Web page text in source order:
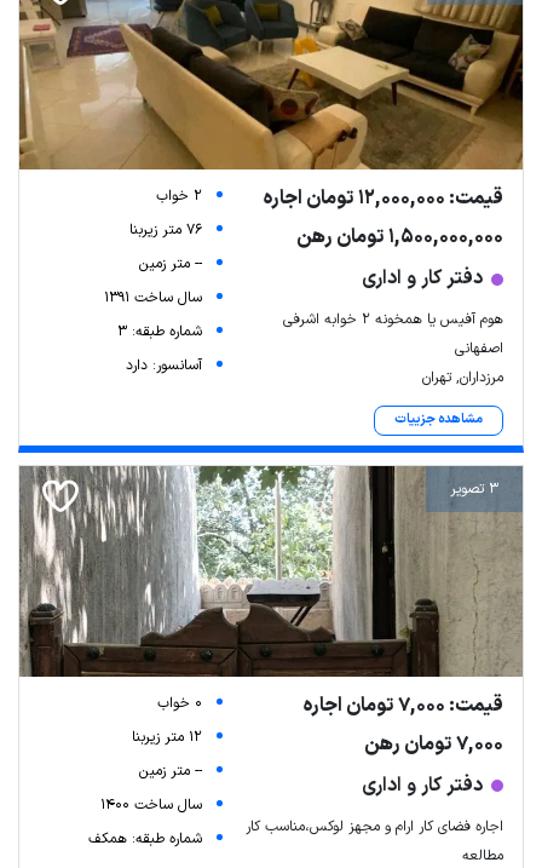
قیمت: 12,000,000 تومان اجاره
1,500,000,000 تومان رهن
دفتر کار و اداری
هوم آفیس یا همخونه ۲ خوابه اشرفی
اصفهانی
مرزداران, تهران
مشاهده جزییات
2 خواب
76 متر زیربنا
-- متر زمین
سال ساخت 1391
شماره طبقه: 3
آسانسور: دارد
3 تصویر
قیمت: 7,000 تومان اجاره
7,000 تومان رهن
دفتر کار و اداری
اجاره فضای کار ارام و مجهز لوکس،مناسب کار
مطالعه
0 خواب
12 متر زیربنا
-- متر زمین
سال ساخت 1400
شماره طبقه: همکف